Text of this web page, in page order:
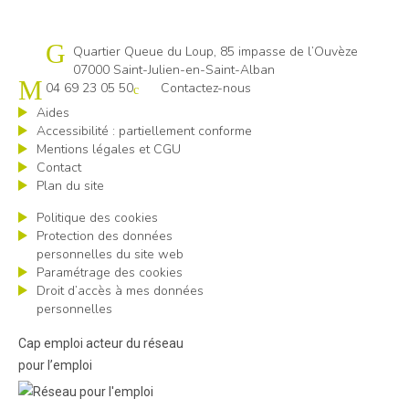
Cap emploi 07-26
Quartier Queue du Loup, 85 impasse de l’Ouvèze
07000 Saint-Julien-en-Saint-Alban
04 69 23 05 50
Contactez-nous
Aides
Accessibilité : partiellement conforme
Mentions légales et CGU
Contact
Plan du site
Politique des cookies
Protection des données
personnelles du site web
Paramétrage des cookies
Droit d’accès à mes données
personnelles
Cap emploi acteur du réseau
pour l’emploi